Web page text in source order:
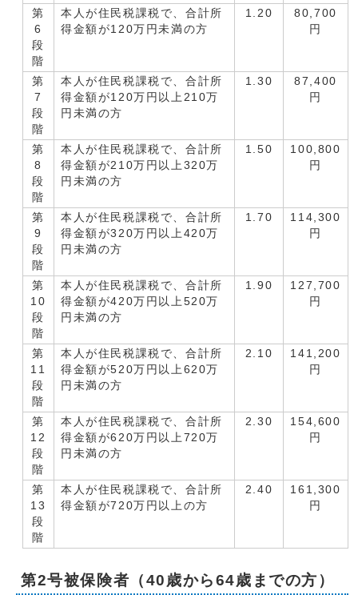
第
6
段
階
本人が住民税課税で、合計所
得金額が120万円未満の方
1.20
80,700
円
第
7
段
階
本人が住民税課税で、合計所
得金額が120万円以上210万
円未満の方
1.30
87,400
円
第
8
段
階
本人が住民税課税で、合計所
得金額が210万円以上320万
円未満の方
1.50
100,800
円
第
9
段
階
本人が住民税課税で、合計所
得金額が320万円以上420万
円未満の方
1.70
114,300
円
第
10
段
階
本人が住民税課税で、合計所
得金額が420万円以上520万
円未満の方
1.90
127,700
円
第
11
段
階
本人が住民税課税で、合計所
得金額が520万円以上620万
円未満の方
2.10
141,200
円
第
12
段
階
本人が住民税課税で、合計所
得金額が620万円以上720万
円未満の方
2.30
154,600
円
第
13
段
階
本人が住民税課税で、合計所
得金額が720万円以上の方
2.40
161,300
円
第2号被保険者（40歳から64歳までの方）